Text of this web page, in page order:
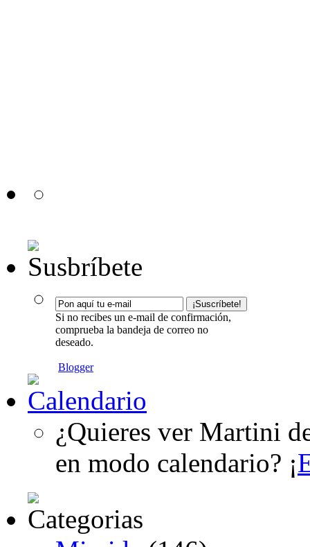
Si no recibes un e-mail de confirmación,
comprueba la bandeja de correo no
deseado.
Blogger
¿Quieres ver Martini
en modo calendario? ¡